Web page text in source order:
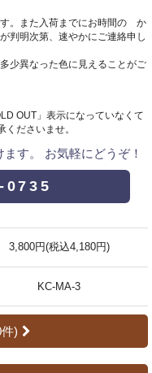
。また入荷までにお時間の か
判明次第、速やかにご連絡申し
少異なった色に見えることがご
OUT」表示になっていなくて
ださいませ。
す。 お気軽にどうぞ！
0735
3,800円(税込4,180円)
KC-MA-3
)